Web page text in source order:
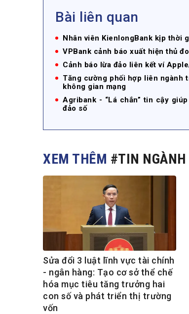
Bài liên quan
Nhân viên KienlongBank kịp thời
VPBank cảnh báo xuất hiện thủ
Cảnh báo lừa đảo liên kết ví
Tăng cường phối hợp liên ngành
không gian mạng
Agribank - “Lá chắn” tin cậy
đảo số
XEM THÊM #TIN NGÀNH
Sửa đổi 3 luật lĩnh vực tài chính
- ngân hàng: Tạo cơ sở thể chế
hóa mục tiêu tăng trưởng hai
con số và phát triển thị trường
vốn